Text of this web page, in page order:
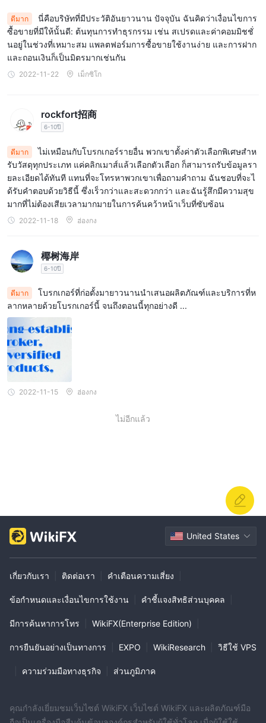
ดีมาก
นี่คือบริษัทที่มีประวัติอันยาวนาน ปัจจุบัน ฉันคิดว่าเงื่อนไขการ
ซื้อขายที่มีให้นั้นดี: ต้นทุนการทำธุรกรรม เช่น สเปรดและค่าคอมมิชชั่
นอยู่ในช่วงที่เหมาะสม แพลตฟอร์มการซื้อขายใช้งานง่าย และการฝาก
และถอนเงินก็เป็นมิตรมากเช่นกัน
2022-11-22 เม็กซิโก
rockfort招商
6-10ปี
ดีมาก
ไม่เหมือนกับโบรกเกอร์รายอื่น พวกเขาตั้งค่าตัวเลือกพิเศษสำห
รับวัสดุทุกประเภท แค่คลิกเมาส์แล้วเลือกตัวเลือก ก็สามารถรับข้อมูลรา
ยละเอียดได้ทันที แทนที่จะโทรหาพวกเขาเพื่อถามคำถาม ฉันชอบที่จะไ
ด้รับคำตอบด้วยวิธีนี้ ซึ่งเร็วกว่าและสะดวกกว่า และฉันรู้สึกมีความสุข
มากที่ไม่ต้องเสียเวลามากมายในการค้นคว้าหน้าเว็บที่ซับซ้อน
2022-11-18 ฮ่องกง
椰树海岸
6-10ปี
ดีมาก
โบรกเกอร์ที่ก่อตั้งมายาวนานนำเสนอผลิตภัณฑ์และบริการที่ห
ลากหลายด้วยโบรกเกอร์นี้ จนถึงตอนนี้ทุกอย่างดี ...
2022-11-15 ฮ่องกง
ไม่อีกแล้ว
United States
เกี่ยวกับเรา ติดต่อเรา คำเตือนความเสี่ยง
ข้อกำหนดและเงื่อนไขการใช้งาน คำชี้แจงสิทธิส่วนบุคคล
มีการค้นหาการโทร WikiFX(Enterprise Edition)
การยืนยันอย่างเป็นทางการ EXPO WikiResearch วิธีใช้ VPS
ความร่วมมือทางธุรกิจ ส่วนภูมิภาค
คุณกำลังเยี่ยมชมเว็บไซต์ WikiFX เว็บไซต์ WikiFX และผลิตภัณฑ์มือ